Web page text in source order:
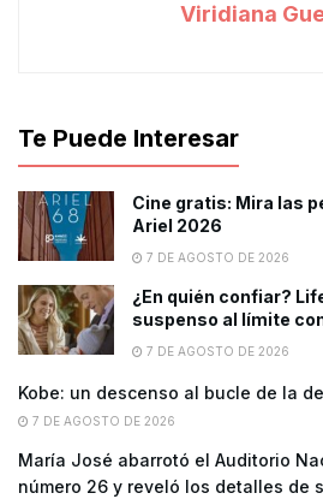
Viridiana
Te Puede Interesar
Cine gratis: Mira las
Ariel 2026
7 DE AGOSTO DE 2026
¿En quién confiar?
suspenso al límite
7 DE AGOSTO DE 2026
Kobe: un descenso al bucle de la
7 DE AGOSTO DE 2026
María José abarrotó el Auditorio
número 26 y reveló los detalles de